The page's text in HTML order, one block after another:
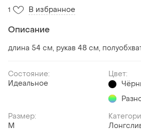
1 В избранное
Описание
длина 54 см, рукав 48 см,
Состояние:
Идеальное
Цвет:
Размер:
M